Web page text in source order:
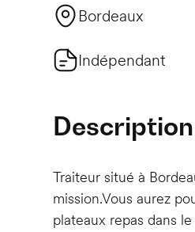
Bordeaux
Indépendant
Traiteur situé à
mission.Vous aurez
plateaux repas dans